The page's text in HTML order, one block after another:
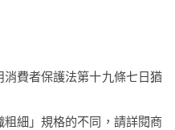
費者保護法第十九條七日猶
細」規格的不同，請詳閱商